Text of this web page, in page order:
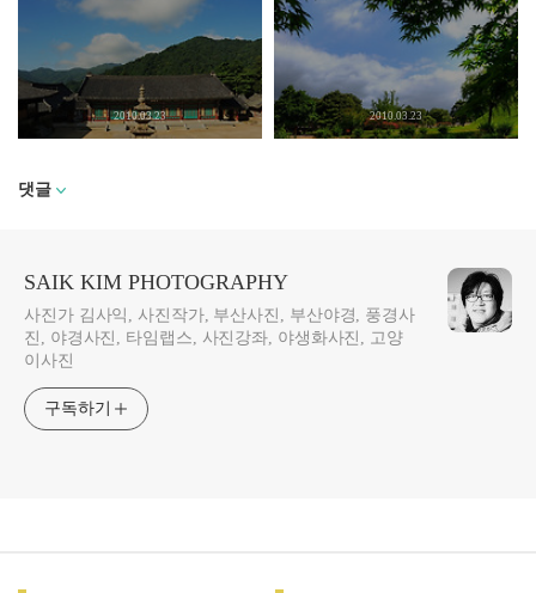
2010.03.23 2010.03.23
댓글
SAIK KIM PHOTOGRAPHY
사진가 김사익, 사진작가, 부산사진, 부산야경, 풍경사
진, 야경사진, 타임랩스, 사진강좌, 야생화사진, 고양
이사진
구독하기